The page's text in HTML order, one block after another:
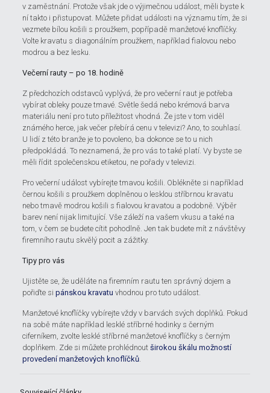
v zaměstnání. Protože však jde o výjimečnou událost, měli byste k
ní takto i přistupovat. Můžete přidat události na významu tím, že si
vezmete bílou košili s proužkem, popřípadě manžetové knoflíčky.
Volte kravatu s diagonálním proužkem, například fialovou nebo
modrou a bez lesku.
Večerní rauty – po 18. hodině
Z předchozích odstavců vyplývá, že pro večerní raut je potřeba
vybírat obleky pouze tmavé. Světle šedá nebo krémová barva
materiálu není pro tuto příležitost vhodná. Že jste v tom viděl
známého herce, jak večer přebírá cenu v televizi? Ano, to souhlasí.
U lidí z této branže je to povoleno, ba dokonce se to u nich
předpokládá. To neznamená, že pro vás to také platí. Vy byste se
měli řídit společenskou etiketou, ne pořady v televizi.
Pro večerní událost vybírejte tmavou košili. Oblékněte si například
černou košili s proužkem doplněnou o lesklou stříbrnou kravatu
nebo tmavě modrou košili s fialovou kravatou a podobně. Výběr
barev není nijak limitující. Vše záleží na vašem vkusu a také na
tom, v čem se budete cítit pohodlně. Jen tak budete mít z návštěvy
firemního rautu skvělý pocit a zážitky.
Tipy pro vás
Ujistěte se, že uděláte na firemním rautu ten správný dojem a
pořiďte si pánskou kravatu vhodnou pro tuto událost.
Manžetové knoflíčky vybírejte vždy v barvách svých doplňků. Pokud
na sobě máte například lesklé stříbrné hodinky s černým
ciferníkem, zvolte lesklé stříbrné manžetové knoflíčky s černým
doplňkem. Zde si můžete prohlédnout širokou škálu možností
provedení manžetových knoflíčků.